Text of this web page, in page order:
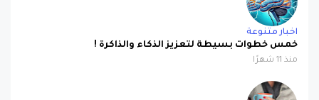
اخبار متنوعة
خمس خطوات بسيطة لتعزيز الذكاء والذاكرة !
منذ 11 شهرًا